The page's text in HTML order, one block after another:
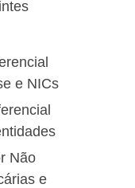
e NICs
Não
e